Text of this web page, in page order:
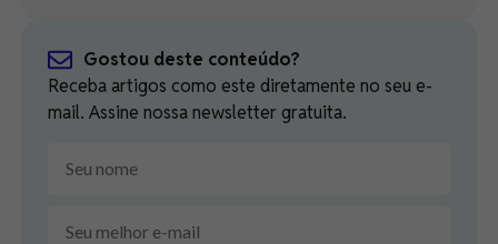
Gostou deste conteúdo?
Receba artigos como este diretamente no seu e-
mail. Assine nossa newsletter gratuita.